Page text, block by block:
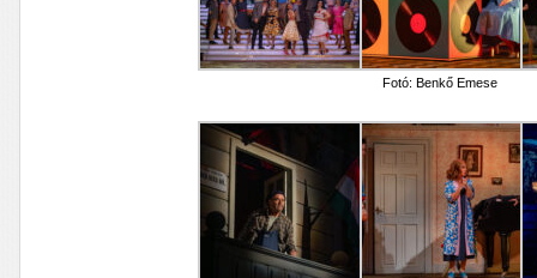
Fotó: Benkő Emese